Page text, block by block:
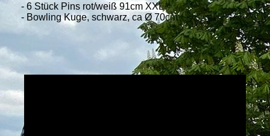
- 6 Stück Pins rot/weiß 91cm XXL
- Bowling Kuge, schwarz, ca Ø 70cm